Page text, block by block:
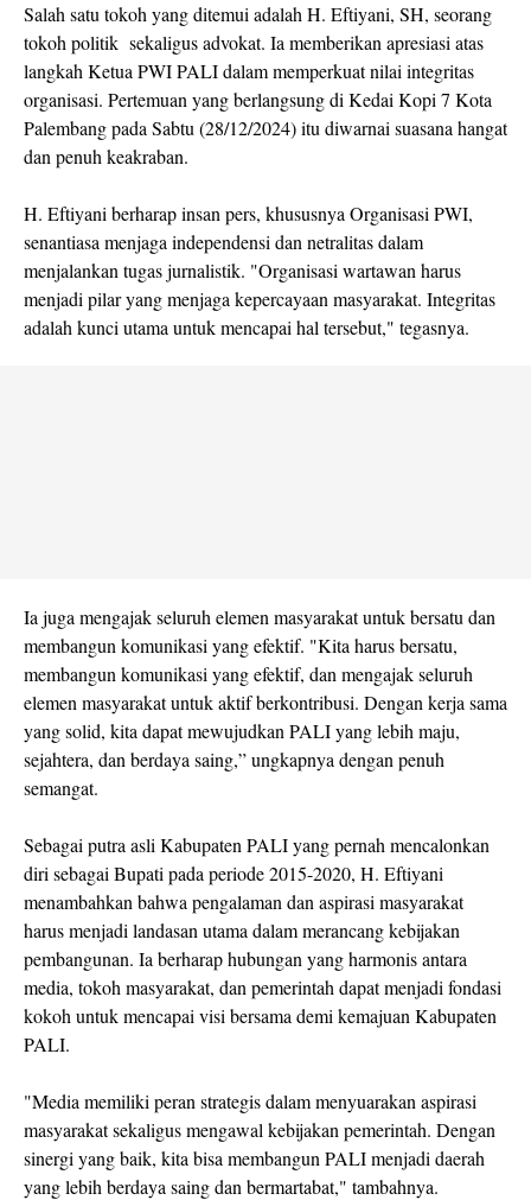
Salah satu tokoh yang ditemui adalah H. Eftiyani, SH, seorang
tokoh politik sekaligus advokat. Ia memberikan apresiasi atas
langkah Ketua PWI PALI dalam memperkuat nilai integritas
organisasi. Pertemuan yang berlangsung di Kedai Kopi 7 Kota
Palembang pada Sabtu (28/12/2024) itu diwarnai suasana hangat
dan penuh keakraban.
H. Eftiyani berharap insan pers, khususnya Organisasi PWI,
senantiasa menjaga independensi dan netralitas dalam
menjalankan tugas jurnalistik. "Organisasi wartawan harus
menjadi pilar yang menjaga kepercayaan masyarakat. Integritas
adalah kunci utama untuk mencapai hal tersebut," tegasnya.
Ia juga mengajak seluruh elemen masyarakat untuk bersatu dan
membangun komunikasi yang efektif. "Kita harus bersatu,
membangun komunikasi yang efektif, dan mengajak seluruh
elemen masyarakat untuk aktif berkontribusi. Dengan kerja sama
yang solid, kita dapat mewujudkan PALI yang lebih maju,
sejahtera, dan berdaya saing,” ungkapnya dengan penuh
semangat.
Sebagai putra asli Kabupaten PALI yang pernah mencalonkan
diri sebagai Bupati pada periode 2015-2020, H. Eftiyani
menambahkan bahwa pengalaman dan aspirasi masyarakat
harus menjadi landasan utama dalam merancang kebijakan
pembangunan. Ia berharap hubungan yang harmonis antara
media, tokoh masyarakat, dan pemerintah dapat menjadi fondasi
kokoh untuk mencapai visi bersama demi kemajuan Kabupaten
PALI.
"Media memiliki peran strategis dalam menyuarakan aspirasi
masyarakat sekaligus mengawal kebijakan pemerintah. Dengan
sinergi yang baik, kita bisa membangun PALI menjadi daerah
yang lebih berdaya saing dan bermartabat," tambahnya.